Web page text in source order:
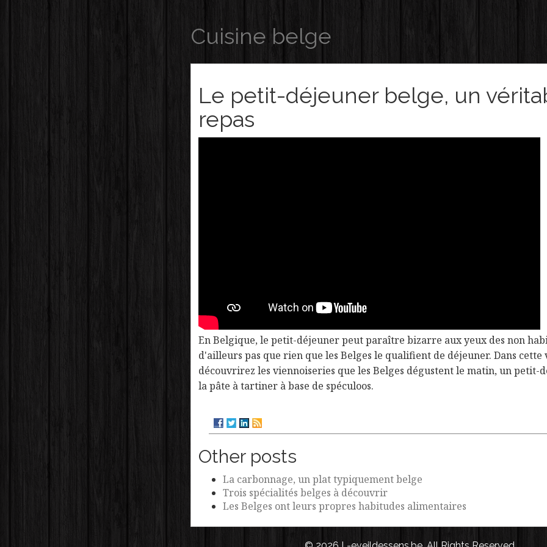
Cuisine belge
Le petit-déjeuner belge, un
repas
En Belgique, le petit-déjeuner peut paraître bizarre aux yeux des non
d'ailleurs pas que rien que les Belges le qualifient de déjeuner. Dans cette
découvrirez les viennoiseries que les Belges dégustent le matin, un
la pâte à tartiner à base de spéculoos.
Other posts
La carbonnage, un plat typiquement belge
Trois spécialités belges à découvrir
Les Belges ont leurs propres habitudes alimentaires